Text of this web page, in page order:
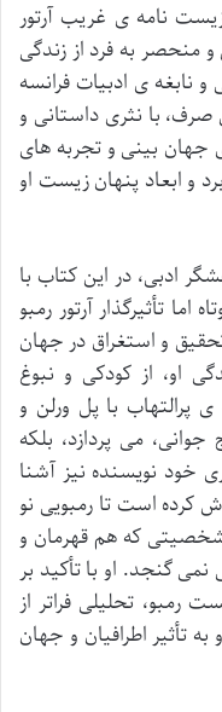
نامه ی غریب آرتور
منحصر به فرد از زندگی
نابغه ی ادبیات فرانسه
صرف، با نثری داستانی و
جهان بینی و تجربه های
ابعاد پنهان زیست او
ادبی، در این کتاب با
اما تأثیرگذار آرتور رمبو
و استغراق در جهان
او، از کودکی و نبوغ
پرالتهاب با پل ورلن و
می پردازد، بلکه
خود نویسنده نیز آشنا
کرده است تا رمبویی نو
که هم قهرمان و
گنجد. او با تأکید بر
تحلیلی فراتر از
تأثیر اطرافیان و جهان